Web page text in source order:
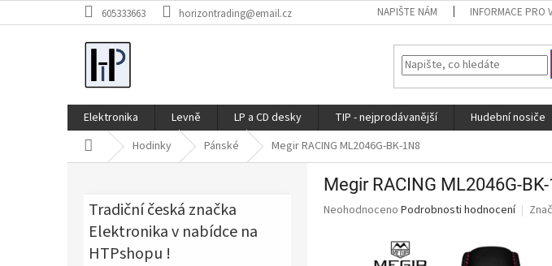
na
605333663 horizontrading@email.cz NAPIŠTE NÁM INFORMACE PRO
Elektronika Levně LP a CD desky TIP - nejprodávanější Hudební nosiče
Domů Hodinky Pánské Megir RACING ML2046G-BK-1N8
Tradiční česká značka
Elektronika v nabídce na
HTPshopu !
Megir RACING ML2046G-
Průměrné
Neohodnoceno Podrobnosti hodnocení